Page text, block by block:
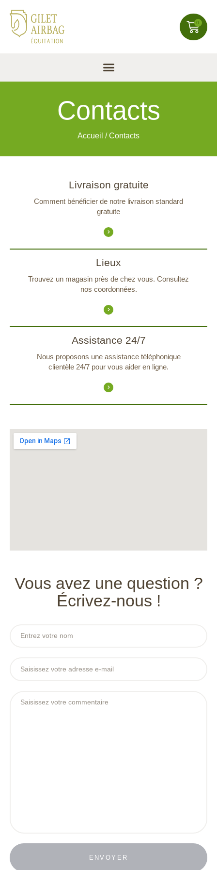
0
Contacts
Accueil /Contacts
Livraison gratuite
Comment bénéficier de notre livraison standard
gratuite
Lieux
Trouvez un magasin près de chez vous. Consultez
nos coordonnées.
Assistance 24/7
Nous proposons une assistance téléphonique
clientèle 24/7 pour vous aider en ligne.
Vous avez une question ?
Écrivez-nous !
ENVOYER